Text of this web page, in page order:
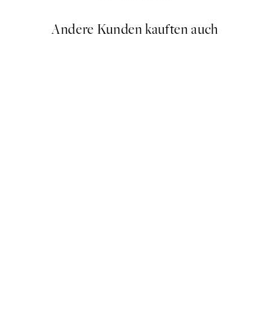
Andere Kunden kauften auch